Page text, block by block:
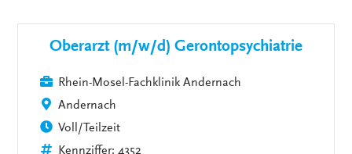
Oberarzt (m/w/d) Gerontopsychiatrie
Rhein-Mosel-Fachklinik Andernach
Andernach
Voll/Teilzeit
Kennziffer: 4352